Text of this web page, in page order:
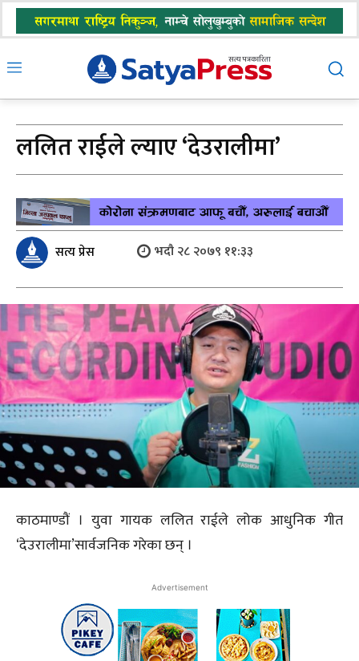
ललित राईले ल्याए ‘देउरालीमा’
सत्य प्रेस भदौ २८ २०७९ ११:३३
काठमाण्डौं । युवा गायक ललित राईले लोक आधुनिक गीत
‘देउरालीमा’सार्वजनिक गरेका छन् ।
Advertisement